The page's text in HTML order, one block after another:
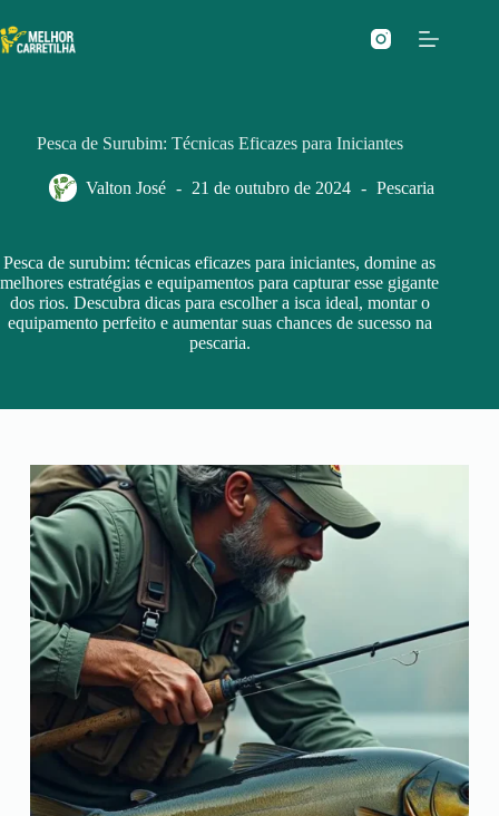
para
o
Pesca de Surubim: Técnicas Eficazes para Iniciantes
Valton José 21 de outubro de 2024 Pescaria
Pesca de surubim: técnicas eficazes para iniciantes, domine as
melhores estratégias e equipamentos para capturar esse gigante
dos rios. Descubra dicas para escolher a isca ideal, montar o
equipamento perfeito e aumentar suas chances de sucesso na
pescaria.